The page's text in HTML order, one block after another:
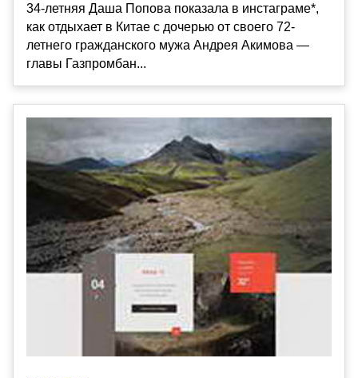
34-летняя Даша Попова показала в инстаграме*,
как отдыхает в Китае с дочерью от своего 72-
летнего гражданского мужа Андрея Акимова —
главы Газпромбан...